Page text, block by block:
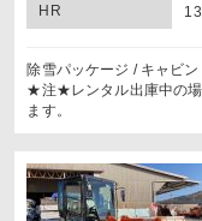
HR
除雪パッケージ / キャビ
★注★レンタル出庫中の場
ます。